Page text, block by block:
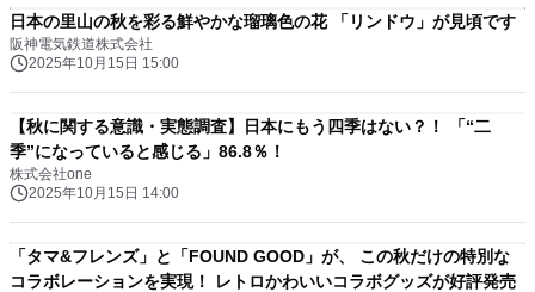
日本の里山の秋を彩る鮮やかな瑠璃色の花 「リンドウ」が見頃です
阪神電気鉄道株式会社
2025年10月15日 15:00
【秋に関する意識・実態調査】日本にもう四季はない？！ 「“二
季”になっていると感じる」86.8％！
株式会社one
2025年10月15日 14:00
「タマ&フレンズ」と「FOUND GOOD」が、 この秋だけの特別な
コラボレーションを実現！ レトロかわいいコラボグッズが好評発売